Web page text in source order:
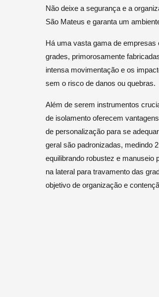
Não deixe a segurança e a
São Mateus e garanta um
Há uma vasta gama de
grades, primorosamente
intensa movimentação e os
sem o risco de danos ou quebras.
Além de serem instrumentos
de isolamento oferecem
de personalização para se
geral são padronizadas, medindo
equilibrando robustez e manuseio
na lateral para travamento das
objetivo de organização e